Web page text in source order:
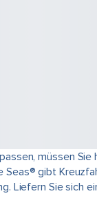
müssen Sie
Seas® gibt
Liefern Sie sich